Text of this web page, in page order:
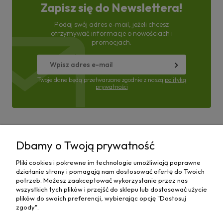
Zapisz się do Newslettera!
Podaj swój adres e-mail, jeżeli chcesz
otrzymywać informacje o nowościach i
promocjach.
Twoje dane będą przetwarzane zgodnie z naszą polityką
prywatności
Moje konto
Płatności i dostawa
Informacje
Dbamy o Twoją prywatność
Pliki cookies i pokrewne im technologie umożliwiają poprawne
działanie strony i pomagają nam dostosować ofertę do Twoich
potrzeb. Możesz zaakceptować wykorzystanie przez nas
wszystkich tych plików i przejść do sklepu lub dostosować użycie
plików do swoich preferencji, wybierając opcję "Dostosuj
zgody".